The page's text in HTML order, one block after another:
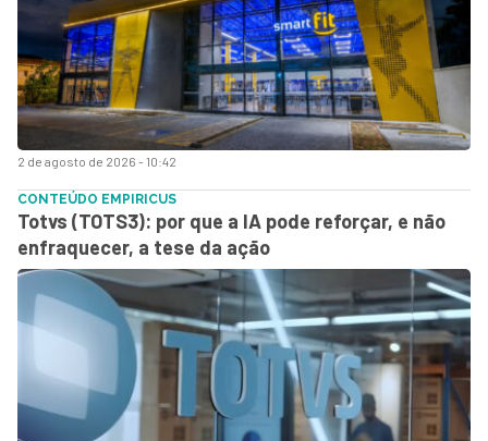
2 de agosto de 2026 - 10:42
CONTEÚDO EMPIRICUS
Totvs (TOTS3): por que a IA pode reforçar, e não
enfraquecer, a tese da ação